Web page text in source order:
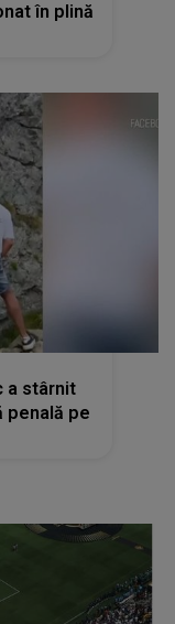
în plină
a stârnit
penală pe